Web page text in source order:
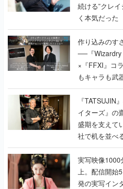
続ける”クレ
く本気だった
作り込みのす
──『Wizardry
×『FFXI』コ
もキャラも武
で作り込まれ
く
『TATSUJIN
イターズ』の
盛期を支えて
社で机を並べ
『TATSUJIN
んだレジェン
実写映像1000
上。配信開
発の実写イン